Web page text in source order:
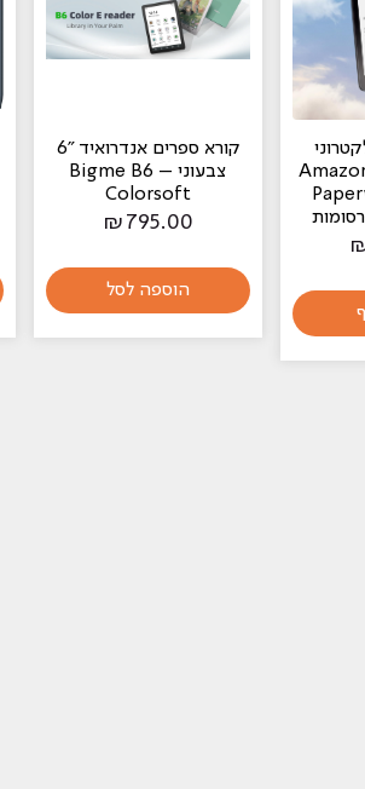
(2024)
קורא ספרים אנדרואיד "6
צבעוני – Bigme B6
Colorsoft
₪ 795.00
הוספה לסל